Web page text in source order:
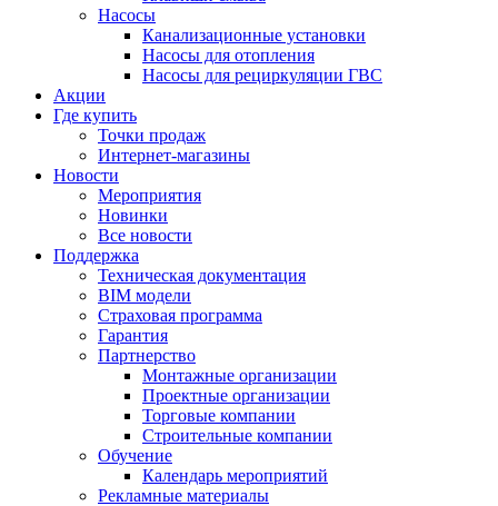
Насосы
Канализационные установки
Насосы для отопления
Насосы для рециркуляции ГВС
Акции
Где купить
Точки продаж
Интернет-магазины
Новости
Мероприятия
Новинки
Все новости
Поддержка
Техническая документация
BIM модели
Страховая программа
Гарантия
Партнерство
Монтажные организации
Проектные организации
Торговые компании
Строительные компании
Обучение
Календарь мероприятий
Рекламные материалы